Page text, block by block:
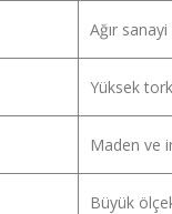
Ağır
Yüksek
Maden ve
Büyük